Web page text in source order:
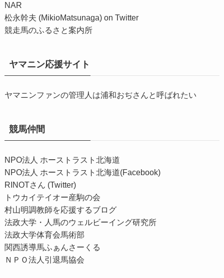
NAR
松永幹夫 (MikioMatsunaga) on Twitter
競走馬のふるさと案内所
ヤマニン応援サイト
ヤマニンファンの管理人は浦和おぢさんと呼ばれたい
競馬仲間
NPO法人 ホーストラスト北海道
NPO法人 ホーストラスト北海道(Facebook)
RINOTさん (Twitter)
トウカイテイオー産駒の会
村山明調教師を応援するブログ
法政大学・人馬のウェルビーイング研究所
法政大学体育会馬術部
関西誘導馬ふぁんさーくる
ＮＰＯ法人引退馬協会